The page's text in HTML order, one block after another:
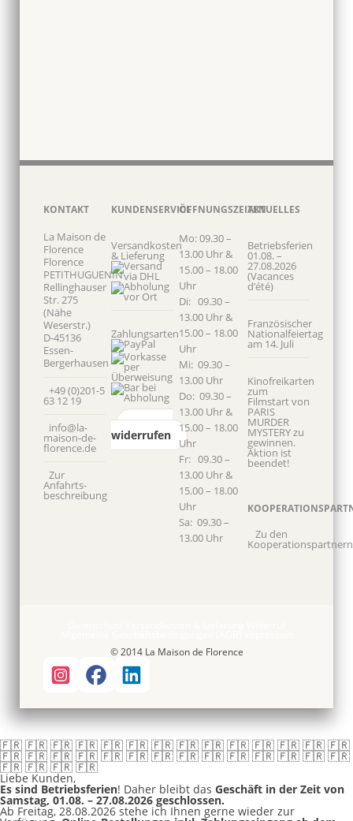
KONTAKT
La Maison de
Florence
Florence
PETITHUGUENIN
Rellinghauser
Str. 275
(Nähe
Weserstr.)
D-45136
Essen-
Bergerhausen
+49 (0)201-5
63 12 19
info@la-
maison-de-
florence.de
Zur
Anfahrts­
beschreibung
KUNDENSERVICE
Versandkosten
& Lieferung
Zahlungsarten
Vertrag
widerrufen
ÖFFNUNGSZEITEN
Mo: 09.30 –
13.00 Uhr &
15.00 – 18.00
Uhr
Di: 09.30 –
13.00 Uhr &
15.00 – 18.00
Uhr
Mi: 09.30 –
13.00 Uhr
Do: 09.30 –
13.00 Uhr &
15.00 – 18.00
Uhr
Fr: 09.30 –
13.00 Uhr &
15.00 – 18.00
Uhr
Sa: 09.30 –
13.00 Uhr
AKTUELLES
Betriebsferien
01.08. –
27.08.2026
(Vacances
d’été)
Französischer
Nationalfeiertag
am 14. Juli
Kinofreikarten
zum
Filmstart von
PARIS
MURDER
MYSTERY zu
gewinnen.
Aktion ist
beendet!
Zu den
Kooperationspartnern
© 2014 La Maison de Florence
🇫🇷 🇫🇷 🇫🇷 🇫🇷 🇫🇷 🇫🇷 🇫🇷 🇫🇷 🇫🇷 🇫🇷 🇫🇷 🇫🇷 🇫🇷 🇫🇷
🇫🇷 🇫🇷 🇫🇷 🇫🇷 🇫🇷 🇫🇷 🇫🇷 🇫🇷 🇫🇷 🇫🇷 🇫🇷 🇫🇷 🇫🇷 🇫🇷
🇫🇷 🇫🇷 🇫🇷 🇫🇷
Liebe Kunden,
Es sind Betriebsferien! Daher bleibt das Geschäft in der Zeit von
Samstag, 01.08. – 27.08.2026 geschlossen.
Ab Freitag, 28.08.2026 stehe ich Ihnen gerne wieder zur